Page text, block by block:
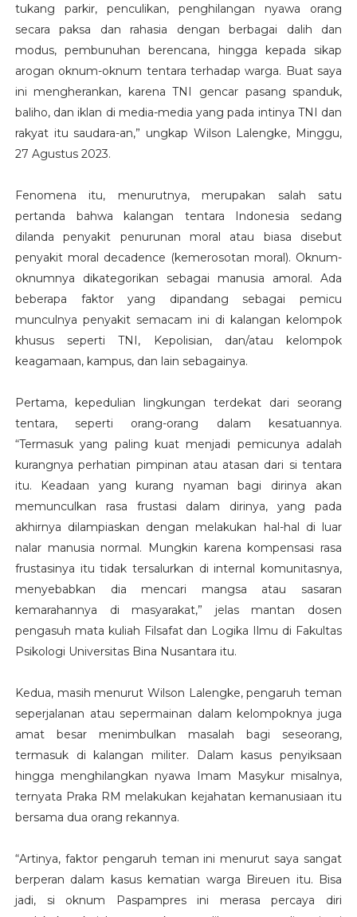
tukang parkir, penculikan, penghilangan nyawa orang
secara paksa dan rahasia dengan berbagai dalih dan
modus, pembunuhan berencana, hingga kepada sikap
arogan oknum-oknum tentara terhadap warga. Buat saya
ini mengherankan, karena TNI gencar pasang spanduk,
baliho, dan iklan di media-media yang pada intinya TNI dan
rakyat itu saudara-an,” ungkap Wilson Lalengke, Minggu,
27 Agustus 2023.
Fenomena itu, menurutnya, merupakan salah satu
pertanda bahwa kalangan tentara Indonesia sedang
dilanda penyakit penurunan moral atau biasa disebut
penyakit moral decadence (kemerosotan moral). Oknum-
oknumnya dikategorikan sebagai manusia amoral. Ada
beberapa faktor yang dipandang sebagai pemicu
munculnya penyakit semacam ini di kalangan kelompok
khusus seperti TNI, Kepolisian, dan/atau kelompok
keagamaan, kampus, dan lain sebagainya.
Pertama, kepedulian lingkungan terdekat dari seorang
tentara, seperti orang-orang dalam kesatuannya.
“Termasuk yang paling kuat menjadi pemicunya adalah
kurangnya perhatian pimpinan atau atasan dari si tentara
itu. Keadaan yang kurang nyaman bagi dirinya akan
memunculkan rasa frustasi dalam dirinya, yang pada
akhirnya dilampiaskan dengan melakukan hal-hal di luar
nalar manusia normal. Mungkin karena kompensasi rasa
frustasinya itu tidak tersalurkan di internal komunitasnya,
menyebabkan dia mencari mangsa atau sasaran
kemarahannya di masyarakat,” jelas mantan dosen
pengasuh mata kuliah Filsafat dan Logika Ilmu di Fakultas
Psikologi Universitas Bina Nusantara itu.
Kedua, masih menurut Wilson Lalengke, pengaruh teman
seperjalanan atau sepermainan dalam kelompoknya juga
amat besar menimbulkan masalah bagi seseorang,
termasuk di kalangan militer. Dalam kasus penyiksaan
hingga menghilangkan nyawa Imam Masykur misalnya,
ternyata Praka RM melakukan kejahatan kemanusiaan itu
bersama dua orang rekannya.
“Artinya, faktor pengaruh teman ini menurut saya sangat
berperan dalam kasus kematian warga Bireuen itu. Bisa
jadi, si oknum Paspampres ini merasa percaya diri